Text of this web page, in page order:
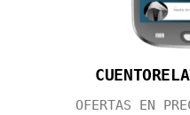
OFERTAS EN